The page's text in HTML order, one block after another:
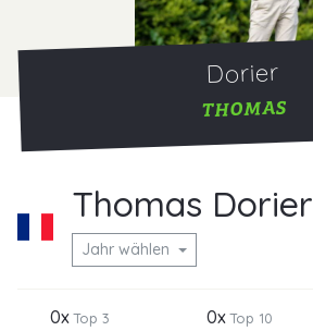
Dorier
THOMAS
Thomas Dorier
Jahr wählen
0xTop 3 0xTop 10